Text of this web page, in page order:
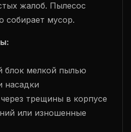
жалоб. Пылесос
собирает мусор.
блок мелкой пылью
насадки
трещины в корпусе
или изношенные